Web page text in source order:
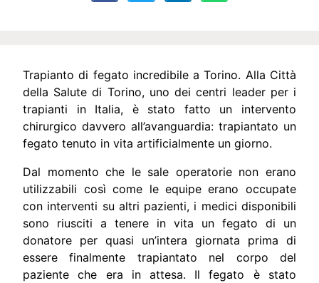
Trapianto di fegato incredibile a Torino. Alla Città
della Salute di Torino, uno dei centri leader per i
trapianti in Italia, è stato fatto un intervento
chirurgico davvero all’avanguardia: trapiantato un
fegato tenuto in vita artificialmente un giorno.
Dal momento che le sale operatorie non erano
utilizzabili così come le equipe erano occupate
con interventi su altri pazienti, i medici disponibili
sono riusciti a tenere in vita un fegato di un
donatore per quasi un’intera giornata prima di
essere finalmente trapiantato nel corpo del
paziente che era in attesa. Il fegato è stato